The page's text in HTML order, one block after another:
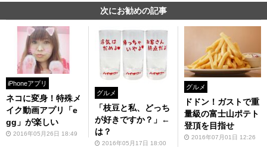
次にお勧めの記事
iPhoneアプリ
ネコに変身！特殊メ
イク動画アプリ「e
gg」が楽しい
2016年05月26日 18:49
グルメ
「枝豆と私、どっち
が好きですか？」←
は？
2016年05月17日 18:00
グルメ
ドドン！ガストで重
量級の富士山ポテト
登頂を目指せ
2016年07月01日 12:26